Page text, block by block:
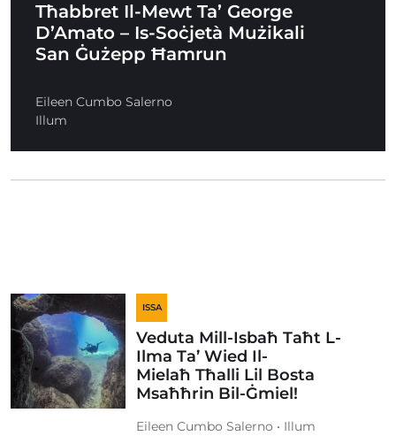
Tħabbret Il-Mewt Ta’ George
D’Amato – Is-Soċjetà Mużikali
San Ġużepp Ħamrun
Eileen Cumbo Salerno
Illum
ISSA
Veduta Mill-Isbaħ Taħt L-
Ilma Ta’ Wied Il-
Mielaħ Tħalli Lil Bosta
Msaħħrin Bil-Ġmiel!
Eileen Cumbo Salerno • Illum